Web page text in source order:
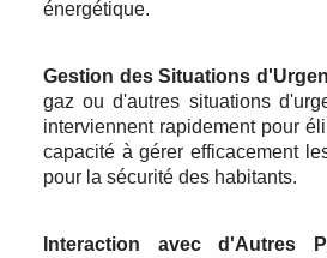
énergétique.
Gestion des Situations
gaz ou d'autres situations
interviennent rapidement pour
capacité à gérer efficacement
pour la sécurité des habitants.
Interaction avec d'Autres